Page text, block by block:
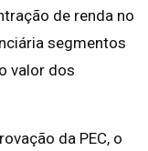
de renda no
segmentos
valor dos
da PEC, o